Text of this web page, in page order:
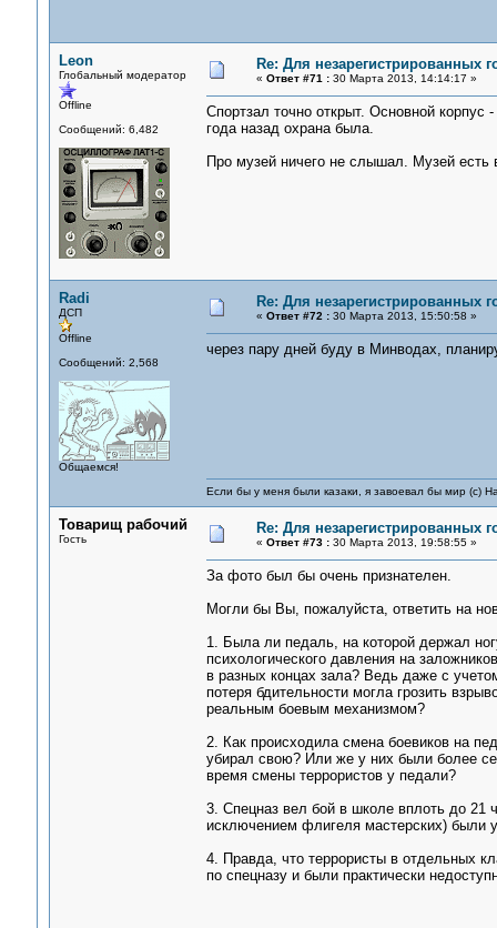
Leon
Глобальный модератор
Offline
Сообщений: 6,482
Re: Для незарегистрированных
« Ответ #71 :30 Марта 2013, 14:14:17 »
Спортзал точно открыт. Основной
года назад охрана была.
Про музей ничего не слышал. Музей есть
Radi
ДСП
Offline
Сообщений: 2,568
Общаемся!
Re: Для незарегистрированных
« Ответ #72 :30 Марта 2013, 15:50:58 »
через пару дней буду в Минводах,
Если бы у меня были казаки, я завоевал бы мир (с)
Товарищ рабочий
Гость
Re: Для незарегистрированных
« Ответ #73 :30 Марта 2013, 19:58:55 »
За фото был бы очень признателен.
Могли бы Вы, пожалуйста, ответить на
1. Была ли педаль, на которой держал
психологического давления на
в разных концах зала? Ведь даже с
потеря бдительности могла грозить
реальным боевым механизмом?
2. Как происходила смена боевиков на
убирал свою? Или же у них были более
время смены террористов у педали?
3. Спецназ вел бой в школе вплоть до 21
исключением флигеля мастерских) были
4. Правда, что террористы в отдельных
по спецназу и были практически